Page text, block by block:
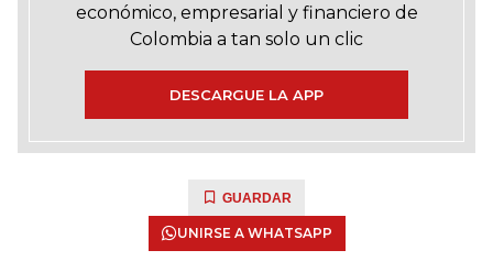
económico, empresarial y financiero de
Colombia a tan solo un clic
DESCARGUE LA APP
GUARDAR
UNIRSE A WHATSAPP